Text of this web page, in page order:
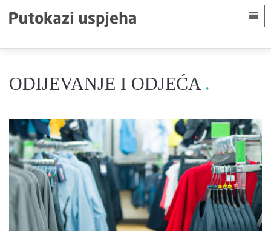
العربية
azərbaycan
Bosanski
简体中文
English
Français
ODIJEVANJE I ODJEĆA